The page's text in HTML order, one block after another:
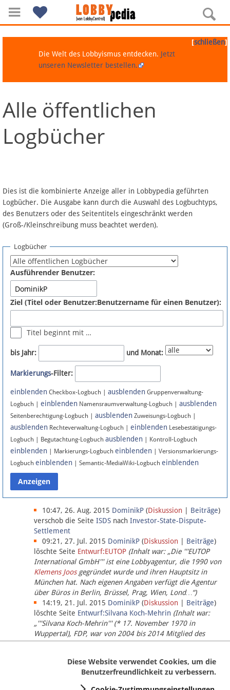
Navigation
Über Lobbypedia
Artikel nach Kategorien
FAQ
Fördermitglied werden
Fehler melden
Newsletter
Bluesky
Facebook
Instagram
Anmelden
Datenschutz
Über Lobbypedia
Impressum
[schließen]
Die Welt des Lobbyismus entdecken. Jetzt
unseren Newsletter bestellen.
Alle öffentlichen
Logbücher
Dies ist die kombinierte Anzeige aller in Lobbypedia geführten
Logbücher. Die Ausgabe kann durch die Auswahl des Logbuchtyps,
des Benutzers oder des Seitentitels eingeschränkt werden
(Groß-/Kleinschreibung muss beachtet werden).
Logbücher
Ausführender Benutzer:
Ziel (Titel oder Benutzer:Benutzername für einen Benutzer):
Titel beginnt mit …
bis Jahr: und Monat:
Markierungs-Filter:
einblenden Checkbox-Logbuch | ausblenden Gruppenverwaltung-
Logbuch | einblenden Namensraumverwaltung-Logbuch | ausblenden
Seitenberechtigung-Logbuch | ausblenden Zuweisungs-Logbuch |
ausblenden Rechteverwaltung-Logbuch | einblenden Lesebestätigungs-
Logbuch | Begutachtung-Logbuch ausblenden | Kontroll-Logbuch
einblenden | Markierungs-Logbuch einblenden | Versionsmarkierungs-
Logbuch einblenden | Semantic-MediaWiki-Logbuch einblenden
10:47, 26. Aug. 2015 DominikP (Diskussion Beiträge)
verschob die Seite ISDS nach Investor-State-Dispute-
Settlement
09:21, 27. Jul. 2015 DominikP (Diskussion Beiträge)
löschte Seite Entwurf:EUTOP (Inhalt war: „Die '''EUTOP
International GmbH''' ist eine Lobbyagentur, die 1990 von
Klemens Joosgegründet wurde und ihren Hauptsitz in
München hat. Nach eigenen Angaben verfügt die Agentur
über Büros in Berlin, Brüssel, Prag, Wien, Lond…“)
14:19, 21. Jul. 2015 DominikP (Diskussion Beiträge)
löschte Seite Entwurf:Silvana Koch-Mehrin (Inhalt war:
„'''Silvana Koch-Mehrin''' (* 17. November 1970 in
Wuppertal), FDP, war von 2004 bis 2014 Mitglied des
Europäischen Parlaments, seit November 2014 ist sie für
Diese Website verwendet Cookies, um die
Benutzerfreundlichkeit zu verbessern.